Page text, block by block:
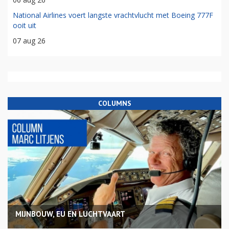
National Airlines voert langste vrachtvlucht met Boeing 777F
ooit uit
07 aug 26
COLUMNS
MIJNBOUW, EU EN LUCHTVAART